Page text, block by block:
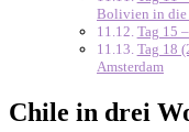
Bolivien in die
Tag 15
Tag 18
Amsterdam
Chile in drei